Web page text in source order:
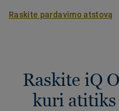
Raskite pardavimo atstovą
Raskite iQ
kuri atitiks